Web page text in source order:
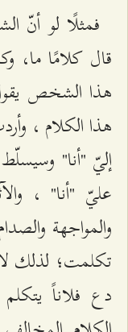
فمثلًا لو أنّ
قال كلامًا ما،
هذا الشخص
هذا الكلام ،
إليّ "أنا"
عليّ "أنا" ،
والمواجهة
تكلمت؛ لذلك
دع فلاناً